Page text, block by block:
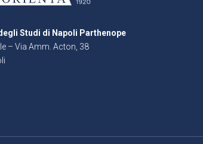
Studi di Napoli Parthenope
– Via Amm. Acton, 38